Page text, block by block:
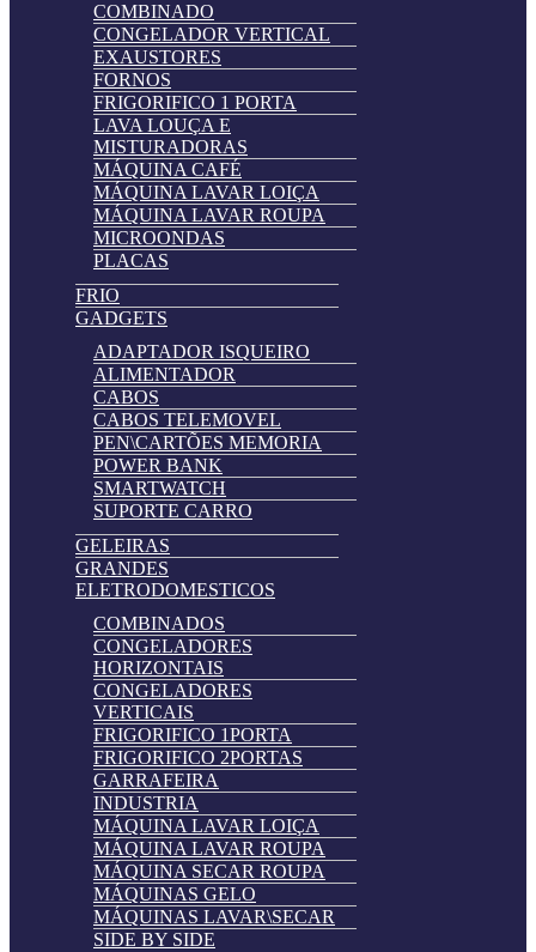
COMBINADO
CONGELADOR VERTICAL
EXAUSTORES
FORNOS
FRIGORIFICO 1 PORTA
LAVA LOUÇA E
MISTURADORAS
MÁQUINA CAFÉ
MÁQUINA LAVAR LOIÇA
MÁQUINA LAVAR ROUPA
MICROONDAS
PLACAS
FRIO
GADGETS
ADAPTADOR ISQUEIRO
ALIMENTADOR
CABOS
CABOS TELEMOVEL
PEN\CARTÕES MEMORIA
POWER BANK
SMARTWATCH
SUPORTE CARRO
GELEIRAS
GRANDES
ELETRODOMESTICOS
COMBINADOS
CONGELADORES
HORIZONTAIS
CONGELADORES
VERTICAIS
FRIGORIFICO 1PORTA
FRIGORIFICO 2PORTAS
GARRAFEIRA
INDUSTRIA
MÁQUINA LAVAR LOIÇA
MÁQUINA LAVAR ROUPA
MÁQUINA SECAR ROUPA
MÁQUINAS GELO
MÁQUINAS LAVAR\SECAR
SIDE BY SIDE